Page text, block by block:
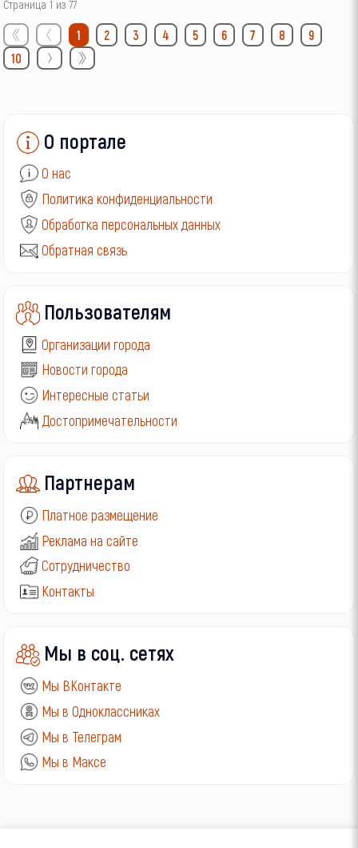
Страница 1 из 77
1 2 3 4 5 6 7 8
9
10
О портале
О нас
Политика конфиденциальности
Обработка персональных данных
Обратная связь
Пользователям
Организации города
Новости города
Интересные статьи
Достопримечательности
Партнерам
Платное размещение
Реклама на сайте
Сотрудничество
Контакты
Мы в соц. сетях
Мы ВКонтакте
Мы в Одноклассниках
Мы в Телеграм
Мы в Максе